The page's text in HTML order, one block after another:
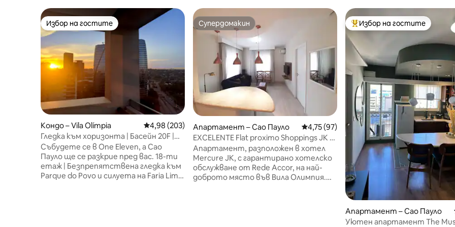
Избор на гостите
Избор на гостите
Кондо – Vila Olímpia Средна оценка: 4,98 от 5, 203 отзива
4,98 (203)
Гледка към хоризонта | Басейн 20F |
Vila Olímpia – Itaim SP
Събудете се в One Eleven, а Сао
Пауло ще се разкрие пред вас. 18-ти
етаж | Безпрепятствена гледка към
Parque do Povo и силуета на Faria Lima.
Супердомакин
Супердомакин
Апартамент – Сао Пауло Средна оценка: 4,75 от 5, 97 отзива
4,75 (97)
EXCELENTE Flat proximo Shoppings JK e
Vila Olimpia
Апартамент, разположен в хотел
Mercure JK, с гарантирано хотелско
обслужване от Rede Accor, на най-
доброто място във Вила Олимпия.
Най-популярен избор на
Избор на гостите
Апартамент – Сао Пауло
Уютен апартамент The